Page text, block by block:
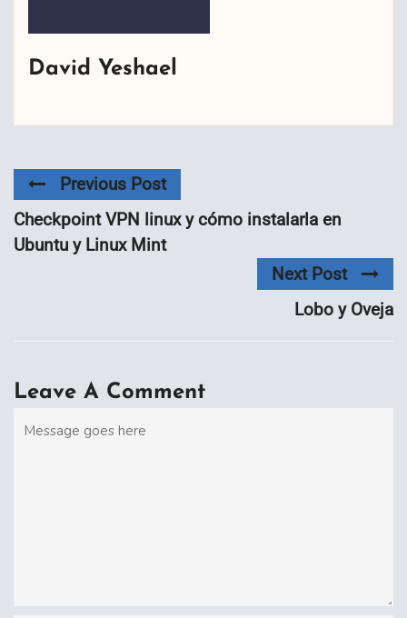
David Yeshael
Previous Post
Checkpoint VPN linux y cómo instalarla en
Ubuntu y Linux Mint
Next Post
Lobo y Oveja
Leave A Comment